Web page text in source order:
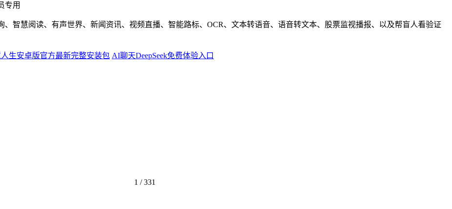
专用
智慧阅读、有声世界、新闻资讯、视频直播、智能路标、OCR、文本转语音、语音转文本、股票监视播报、以及帮盲人看验证
生安卓版官方最新完整安装包 AI聊天DeepSeek免费体验入口
1 /331